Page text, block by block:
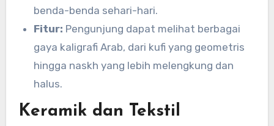
benda-benda sehari-hari.
Fitur: Pengunjung dapat melihat berbagai
gaya kaligrafi Arab, dari kufi yang geometris
hingga naskh yang lebih melengkung dan
halus.
Keramik dan Tekstil